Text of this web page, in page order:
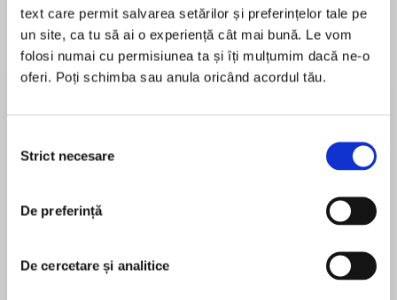
text care permit salvarea setărilor și preferințelor tale pe
un site, ca tu să ai o experiență cât mai bună. Le vom
folosi numai cu permisiunea ta și îți mulțumim dacă ne-o
oferi. Poți schimba sau anula oricând acordul tău.
consimțământului
Strict necesare
De preferință
De cercetare și analitice
Desprecarte
Elsa are șapte ani și o inteligență tăioasă și
cultivă aplombul este bunica, fost medic în
zone calamitate, privită la rândul ei de ceilalți
au nevoie de supereroi“, bunica inventează
diferită și nimeni nu trebuie să fie normal, iar
scopul este să o pregătească pentru ceea ce
În acest moment nu există recenzii